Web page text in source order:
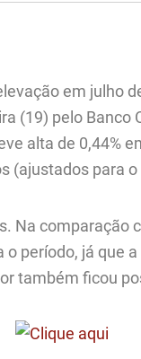
em julho
(19) pelo Banco
alta de 0,44%
(ajustados para o
Na comparação
período, já que
também ficou